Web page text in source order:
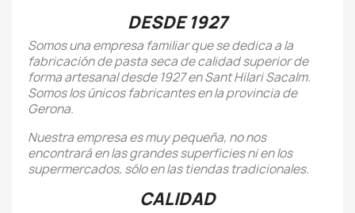
DESDE 1927
Somos una empresa familiar que se dedica a la
fabricación de pasta seca de calidad superior de
forma artesanal desde 1927 en Sant Hilari Sacalm.
Somos los únicos fabricantes en la provincia de
Gerona.
Nuestra empresa es muy pequeña, no nos
encontrará en las grandes superficies ni en los
supermercados, sólo en las tiendas tradicionales.
CALIDAD